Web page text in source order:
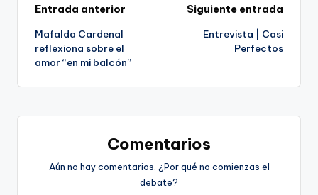
Navegación
de
entradas
Entrada anterior
Mafalda Cardenal
reflexiona sobre el
amor “en mi balcón”
Siguiente entrada
Entrevista | Casi
Perfectos
Comentarios
Aún no hay comentarios. ¿Por qué no comienzas el
debate?